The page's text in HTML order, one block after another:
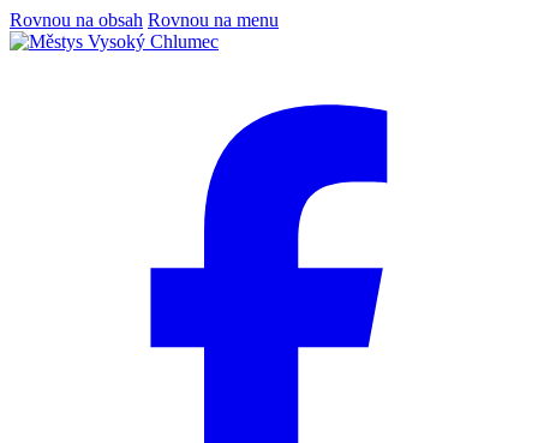
Rovnou na obsah Rovnou na menu